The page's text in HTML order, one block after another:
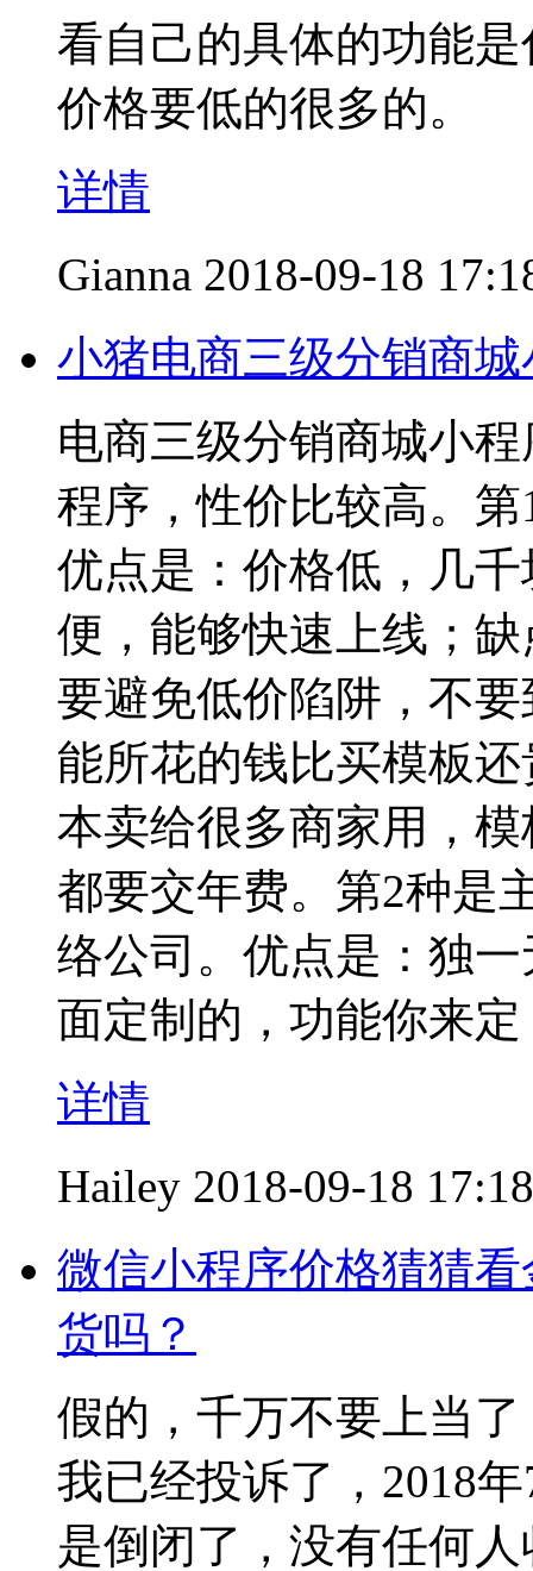
看自己的具体的功能
价格要低的很多的。
详情
Gianna 2018-09-18
小猪电商三级分销商
电商三级分销商城小
程序，性价比较高。
优点是：价格低，几
便，能够快速上线；
要避免低价陷阱，不
能所花的钱比买模板
本卖给很多商家用，
都要交年费。第2种是
络公司。优点是：独
面定制的，功能你来
详情
Hailey 2018-09-18 17:18
微信小程序价格猜猜
货吗？
假的，千万不要上当
我已经投诉了，2018
是倒闭了，没有任何